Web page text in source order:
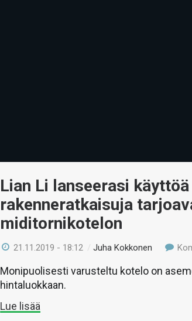
Lian Li lanseerasi
rakenneratkaisuja
miditornikotelon
21.11.2019 - 18:12 /Juha Kokkonen
Monipuolisesti varusteltu kotelo on
hintaluokkaan.
Lue lisää